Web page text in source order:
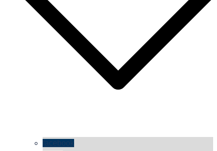
facebook